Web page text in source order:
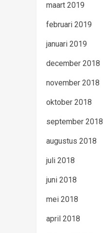
maart 2019
februari 2019
januari 2019
december 2018
november 2018
oktober 2018
september 2018
augustus 2018
juli 2018
juni 2018
mei 2018
april 2018